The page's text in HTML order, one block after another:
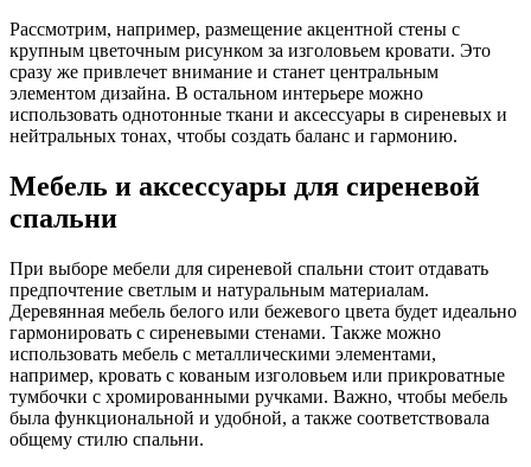
Рассмотрим, например, размещение акцентной стены с
крупным цветочным рисунком за изголовьем кровати. Это
сразу же привлечет внимание и станет центральным
элементом дизайна. В остальном интерьере можно
использовать однотонные ткани и аксессуары в сиреневых и
нейтральных тонах, чтобы создать баланс и гармонию.
Мебель и аксессуары для сиреневой
спальни
При выборе мебели для сиреневой спальни стоит отдавать
предпочтение светлым и натуральным материалам.
Деревянная мебель белого или бежевого цвета будет идеально
гармонировать с сиреневыми стенами. Также можно
использовать мебель с металлическими элементами,
например, кровать с кованым изголовьем или прикроватные
тумбочки с хромированными ручками. Важно, чтобы мебель
была функциональной и удобной, а также соответствовала
общему стилю спальни.